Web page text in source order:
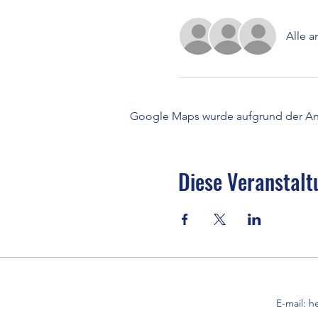
Alle
Google Maps wurde aufgrund der
Diese
E-mail: